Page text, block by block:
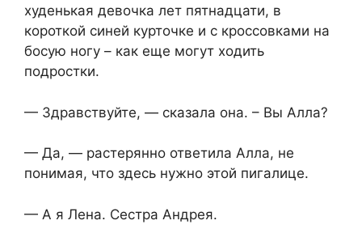
худенькая девочка лет пятнадцати, в
короткой синей курточке и с кроссовками на
босую ногу – как еще могут ходить
подростки.
— Здравствуйте, — сказала она. – Вы Алла?
— Да, — растерянно ответила Алла, не
понимая, что здесь нужно этой пигалице.
— А я Лена. Сестра Андрея.